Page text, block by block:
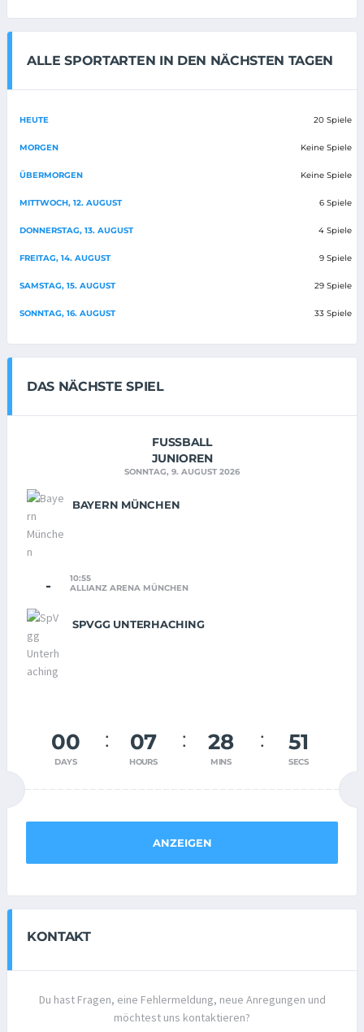
ALLE SPORTARTEN IN DEN NÄCHSTEN TAGEN
HEUTE 20 Spiele
MORGEN Keine Spiele
ÜBERMORGEN Keine Spiele
MITTWOCH, 12. AUGUST 6 Spiele
DONNERSTAG, 13. AUGUST 4 Spiele
FREITAG, 14. AUGUST 9 Spiele
SAMSTAG, 15. AUGUST 29 Spiele
SONNTAG, 16. AUGUST 33 Spiele
DAS NÄCHSTE SPIEL
FUSSBALL
JUNIOREN
SONNTAG, 9. AUGUST 2026
BAYERN MÜNCHEN
-
10:55
ALLIANZ ARENA MÜNCHEN
SPVGG UNTERHACHING
00
DAYS
07
HOURS
28
MINS
51
SECS
ANZEIGEN
KONTAKT
Du hast Fragen, eine Fehlermeldung, neue Anregungen und
möchtest uns kontaktieren?